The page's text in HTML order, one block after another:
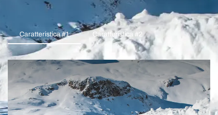
Caratteristica #1 Caratteristica #2